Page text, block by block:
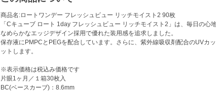
商品名:ロートワンデー フレッシュビュー リッチモイスト2 90枚
「Cキューブ ロート 1day フレッシュビュー リッチモイスト2」は、毎日の
なめらかなエッジデザイン採用で優れた装用感を追求しました。
保存液にPMPCとPEGを配合しています。さらに、紫外線吸収剤配合のUVカ
ットします。
※表示価格は税込み価格です
片眼1ヶ月／１箱30枚入
BC(ベースカーブ)：8.6mm